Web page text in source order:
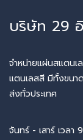
บริษัท 29
จำหน่ายแผ่นสแตน
แตนเลสสี มีทั้งขนา
ส่งทั่วประเทศ
จันทร์ - เสาร์ เวล